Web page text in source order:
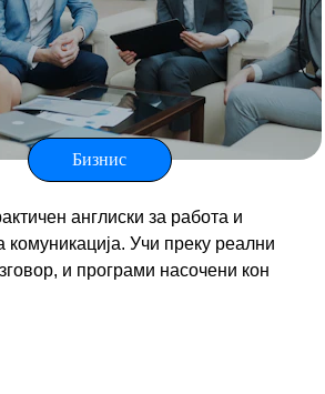
англиски за работа и
комуникација. Учи преку реални
и програми насочени кон
Бизнис